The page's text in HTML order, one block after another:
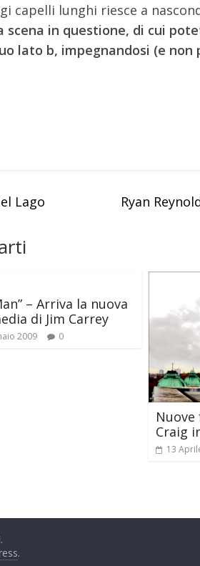
lunghi riesce a
scena in questione, di cui
lato b, impegnandosi (e non
Lago Ryan
– Arriva la nuova
di Jim Carrey
2009 0
Craig
13
.